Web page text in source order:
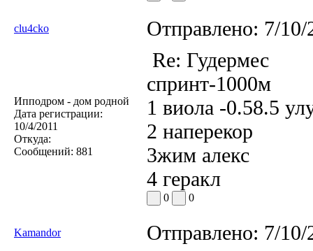
clu4cko Отправлено: 7/
Ипподром - дом родной
Дата регистрации:
10/4/2011
Откуда:
Сообщений: 881
Re: Гудермес
спринт-1000м
1 виола -0.58.5
2 наперекор
3жим алекс
4 геракл
0 0
Kamandor Отправлено: 7/